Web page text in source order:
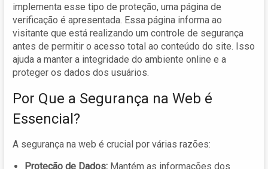
implementa esse tipo de proteção, uma página de
verificação é apresentada. Essa página informa ao
visitante que está realizando um controle de segurança
antes de permitir o acesso total ao conteúdo do site. Isso
ajuda a manter a integridade do ambiente online e a
proteger os dados dos usuários.
Por Que a Segurança na Web é
Essencial?
A segurança na web é crucial por várias razões:
Proteção de Dados: Mantém as informações dos